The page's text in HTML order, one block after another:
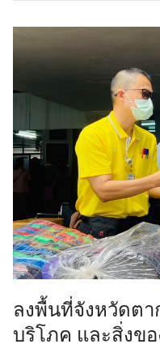
ลงพื้นที่จังหวัดตา
บริโภค และสิ่งขอ